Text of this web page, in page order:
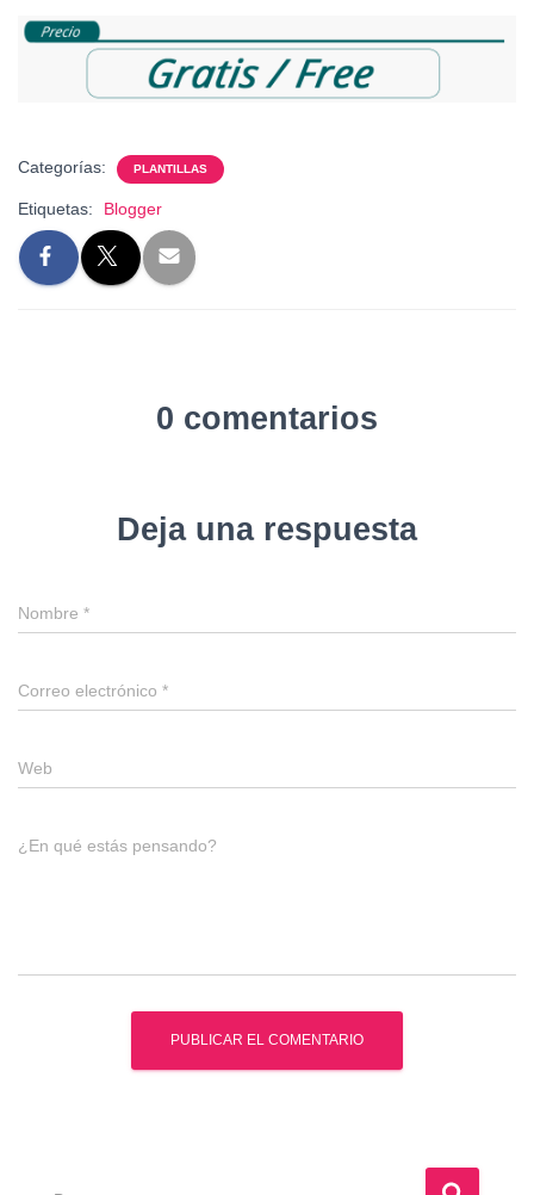
Categorías: PLANTILLAS
Etiquetas: Blogger
0 comentarios
Deja una respuesta
Nombre *
Correo electrónico *
Web
¿En qué estás pensando?
B